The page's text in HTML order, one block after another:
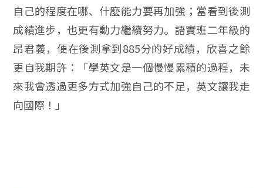
自己的程度在哪、什麼能力要再加強；當看到後測
成績進步，也更有動力繼續努力。語實班二年級的
昂君義，便在後測拿到885分的好成績，欣喜之餘
更自我期許：「學英文是一個慢慢累積的過程，未
來我會透過更多方式加強自己的不足，英文讓我走
向國際！」